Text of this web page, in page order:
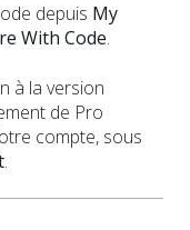
depuis My
With Code.
à la version
de Pro
compte, sous
.